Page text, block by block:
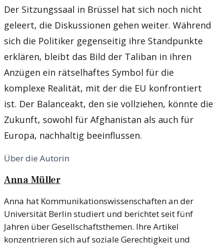
Der Sitzungssaal in Brüssel hat sich noch nicht
geleert, die Diskussionen gehen weiter. Während
sich die Politiker gegenseitig ihre Standpunkte
erklären, bleibt das Bild der Taliban in ihren
Anzügen ein rätselhaftes Symbol für die
komplexe Realität, mit der die EU konfrontiert
ist. Der Balanceakt, den sie vollziehen, könnte die
Zukunft, sowohl für Afghanistan als auch für
Europa, nachhaltig beeinflussen.
Über die Autorin
Anna Müller
Anna hat Kommunikationswissenschaften an der
Universität Berlin studiert und berichtet seit fünf
Jahren über Gesellschaftsthemen. Ihre Artikel
konzentrieren sich auf soziale Gerechtigkeit und